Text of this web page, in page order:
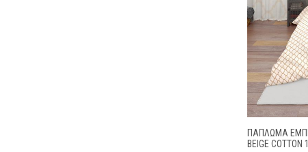
ΠΑΠΛΩΜΑ
BEIGE COTTON